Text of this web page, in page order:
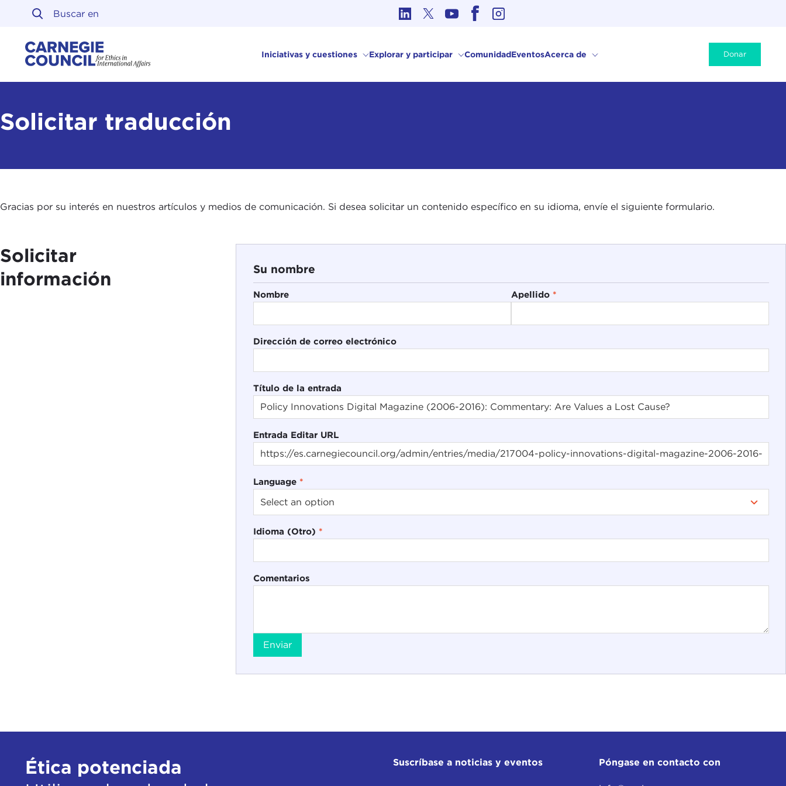
Ir al contenido
Iniciativas y cuestiones Explorar y participar ComunidadEventosAcerca de Donar
Solicitar traducción
Gracias por su interés en nuestros artículos y medios de comunicación. Si desea solicitar un contenido específico en su idioma, envíe el siguiente formulario.
Solicitar
información
Su nombre
Nombre Apellido *
Dirección de correo electrónico
Título de la entrada
Entrada Editar URL
Language *
Idioma (Otro) *
Comentarios
Enviar
Ética potenciada
Suscríbase a noticias y eventos Póngase en contacto con